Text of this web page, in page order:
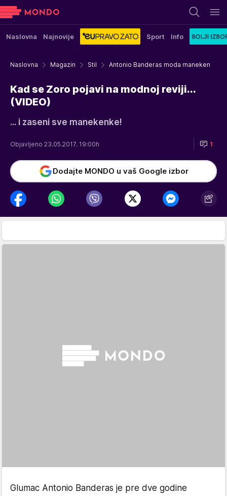
Naslovna Najnovije Sport Info
Naslovna Magazin Stil Antonio Banderas moda maneken
Kad se Zoro pojavi na modnoj reviji...
(VIDEO)
... i zaseni sve manekenke!
Objavljeno 23.05.2017. 19:00h 1
Dodajte MONDO u vaš Google izbor
Glumac Antonio Banderas je pre dve godine